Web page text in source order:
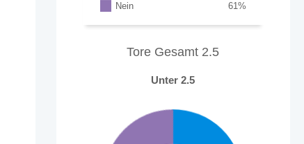
Nein
%
61
Tore Gesamt 2.5
Unter 2.5